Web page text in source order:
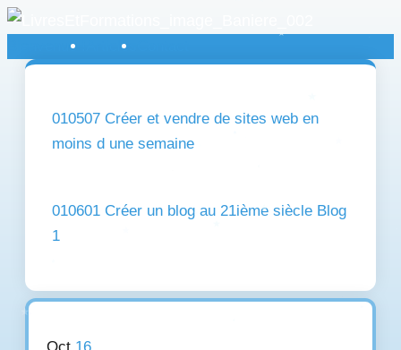
Bienvenue ! Articles
010507 Créer et vendre de sites web en
moins d une semaine
010601 Créer un blog au 21ième siècle Blog
1